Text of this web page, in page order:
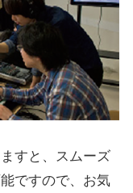
すと、スムーズ
ですので、お気